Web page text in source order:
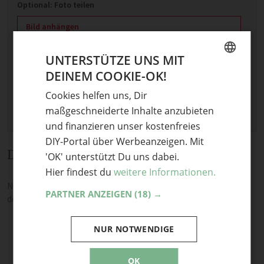
Optional: Foto teilen
Bild anhängen
Maximale Dateigröße: 8 MB.
Bild.
Diskussion
deine Meinung.
UNTERSTÜTZE UNS MIT
DEINEM COOKIE-OK!
Cookies helfen uns, Dir
maßgeschneiderte Inhalte anzubieten
und finanzieren unser kostenfreies
DIY-Portal über Werbeanzeigen. Mit
'OK' unterstützt Du uns dabei.
Hier findest du weitere Informationen.
PARTNER ANZEIGEN (18) →
OK
NUR NOTWENDIGE